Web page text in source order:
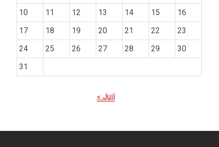
10
11 12 13 14 15
16
17
18 19 20 21 22
23
24
25 26 27 28 29
30
31
« Juil